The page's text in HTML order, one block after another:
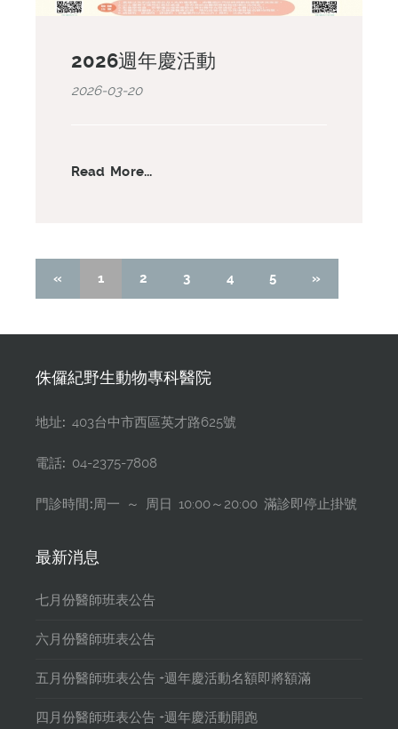
2026週年慶活動
2026-03-20
Read More...
« 1 2 3 4 5 »
侏儸紀野生動物專科醫院
地址: 403台中市西區英才路625號
電話: 04-2375-7808
門診時間:周一 ～ 周日 10:00～20:00 滿診即停止掛號
最新消息
七月份醫師班表公告
六月份醫師班表公告
五月份醫師班表公告 +週年慶活動名額即將額滿
四月份醫師班表公告 +週年慶活動開跑